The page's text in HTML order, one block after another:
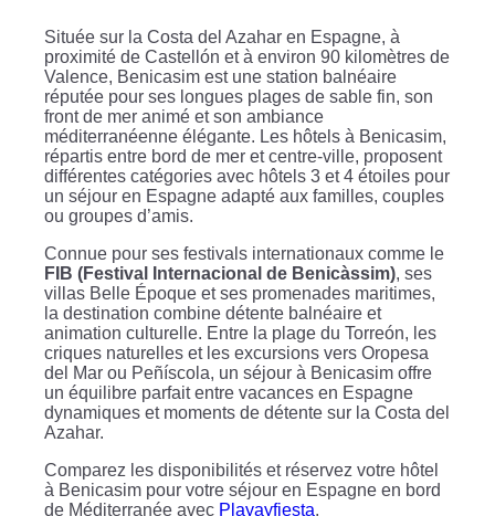
Située sur la Costa del Azahar en Espagne, à
proximité de Castellón et à environ 90 kilomètres de
Valence, Benicasim est une station balnéaire
réputée pour ses longues plages de sable fin, son
front de mer animé et son ambiance
méditerranéenne élégante. Les hôtels à Benicasim,
répartis entre bord de mer et centre-ville, proposent
différentes catégories avec hôtels 3 et 4 étoiles pour
un séjour en Espagne adapté aux familles, couples
ou groupes d’amis.
Connue pour ses festivals internationaux comme le
FIB (Festival Internacional de Benicàssim), ses
villas Belle Époque et ses promenades maritimes,
la destination combine détente balnéaire et
animation culturelle. Entre la plage du Torreón, les
criques naturelles et les excursions vers Oropesa
del Mar ou Peñíscola, un séjour à Benicasim offre
un équilibre parfait entre vacances en Espagne
dynamiques et moments de détente sur la Costa del
Azahar.
Comparez les disponibilités et réservez votre hôtel
à Benicasim pour votre séjour en Espagne en bord
de Méditerranée avec Playayfiesta.